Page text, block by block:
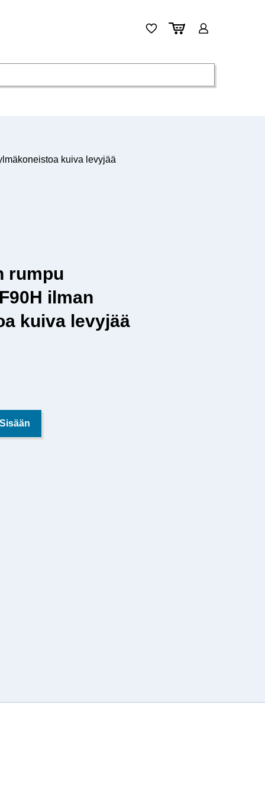
kuiva levyjää
rumpu
ilman
kuiva levyjää